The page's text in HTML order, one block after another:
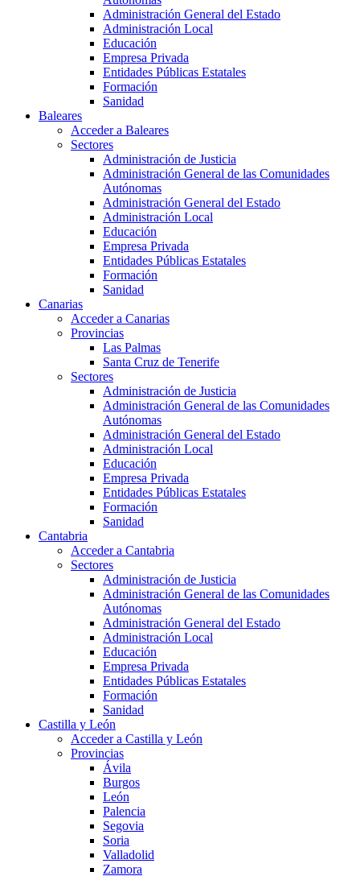
Administración General del Estado
Administración Local
Educación
Empresa Privada
Entidades Públicas Estatales
Formación
Sanidad
Baleares
Acceder a Baleares
Sectores
Administración de Justicia
Administración General de las Comunidades
Autónomas
Administración General del Estado
Administración Local
Educación
Empresa Privada
Entidades Públicas Estatales
Formación
Sanidad
Canarias
Acceder a Canarias
Provincias
Las Palmas
Santa Cruz de Tenerife
Sectores
Administración de Justicia
Administración General de las Comunidades
Autónomas
Administración General del Estado
Administración Local
Educación
Empresa Privada
Entidades Públicas Estatales
Formación
Sanidad
Cantabria
Acceder a Cantabria
Sectores
Administración de Justicia
Administración General de las Comunidades
Autónomas
Administración General del Estado
Administración Local
Educación
Empresa Privada
Entidades Públicas Estatales
Formación
Sanidad
Castilla y León
Acceder a Castilla y León
Provincias
Ávila
Burgos
León
Palencia
Segovia
Soria
Valladolid
Zamora